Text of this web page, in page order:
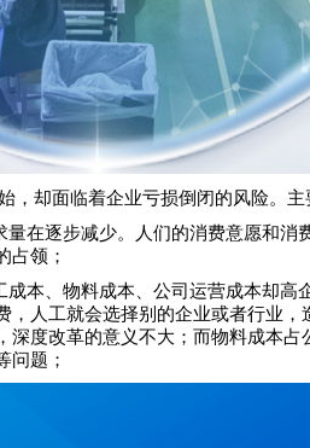
，却面临着企业亏损倒闭的风险。主
量在逐步减少。人们的消费意愿和
占领；
本、物料成本、公司运营成本却
，人工就会选择别的企业或者行业
深度改革的意义不大；而物料成本
问题；